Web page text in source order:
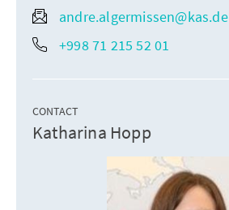
andre.algermissen@kas.de
+998 71 215 52 01
CONTACT
Katharina Hopp